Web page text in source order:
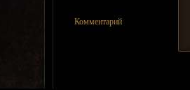
Комментарий